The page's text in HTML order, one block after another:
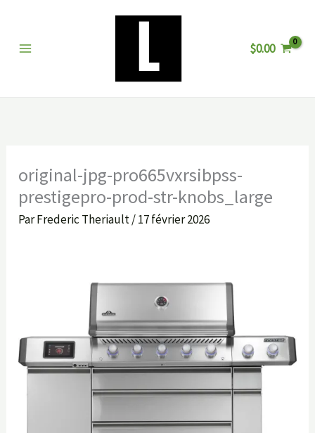
contenu
$0.00
original-jpg-pro665vxrsibpss-
prestigepro-prod-str-knobs_large
ParFrederic Theriault/17 février 2026